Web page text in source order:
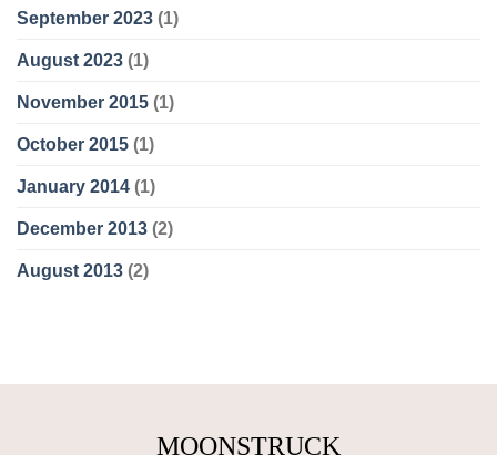
September 2023 (1)
August 2023 (1)
November 2015 (1)
October 2015 (1)
January 2014 (1)
December 2013 (2)
August 2013 (2)
MOONSTRUCK